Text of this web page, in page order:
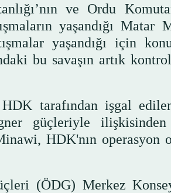
ve Ordu
yaşandığı Matar
yaşandığı için
bu savaşın artık
tarafından işgal
güçleriyle
HDK'nın operasyon
(ÖDG) Merkez